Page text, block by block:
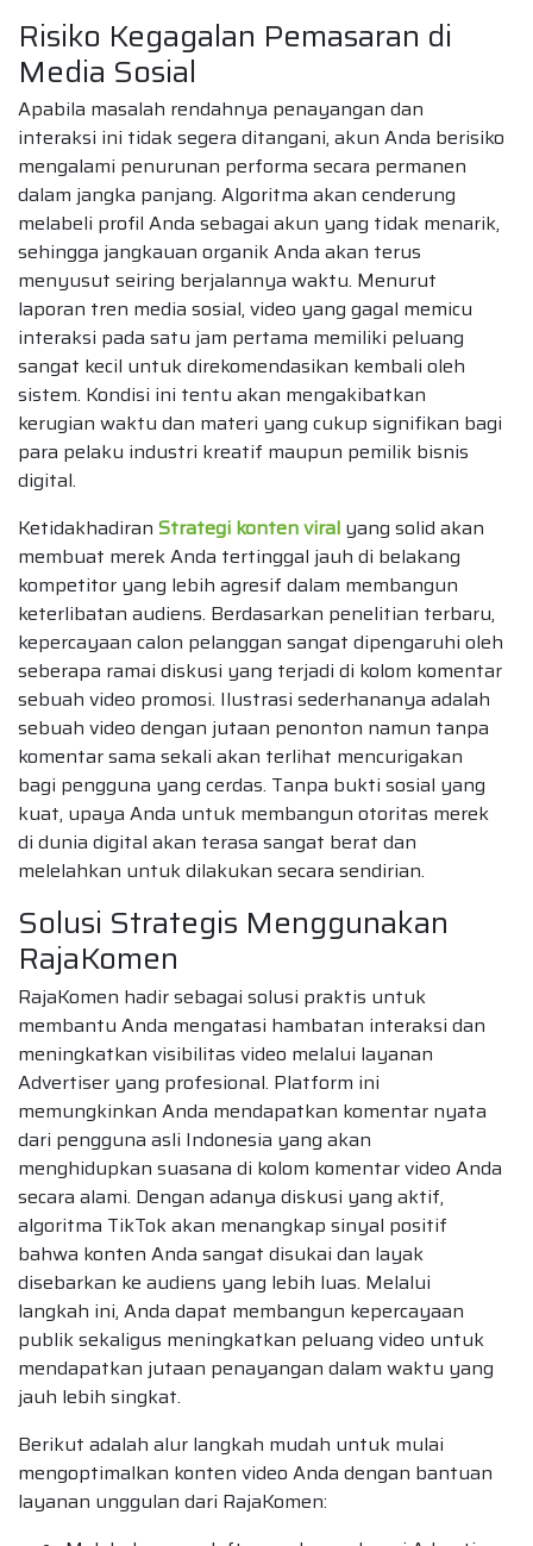
Risiko Kegagalan Pemasaran di
Media Sosial
Apabila masalah rendahnya penayangan dan
interaksi ini tidak segera ditangani, akun Anda berisiko
mengalami penurunan performa secara permanen
dalam jangka panjang. Algoritma akan cenderung
melabeli profil Anda sebagai akun yang tidak menarik,
sehingga jangkauan organik Anda akan terus
menyusut seiring berjalannya waktu. Menurut
laporan tren media sosial, video yang gagal memicu
interaksi pada satu jam pertama memiliki peluang
sangat kecil untuk direkomendasikan kembali oleh
sistem. Kondisi ini tentu akan mengakibatkan
kerugian waktu dan materi yang cukup signifikan bagi
para pelaku industri kreatif maupun pemilik bisnis
digital.
Ketidakhadiran Strategi konten viral yang solid akan
membuat merek Anda tertinggal jauh di belakang
kompetitor yang lebih agresif dalam membangun
keterlibatan audiens. Berdasarkan penelitian terbaru,
kepercayaan calon pelanggan sangat dipengaruhi oleh
seberapa ramai diskusi yang terjadi di kolom komentar
sebuah video promosi. Ilustrasi sederhananya adalah
sebuah video dengan jutaan penonton namun tanpa
komentar sama sekali akan terlihat mencurigakan
bagi pengguna yang cerdas. Tanpa bukti sosial yang
kuat, upaya Anda untuk membangun otoritas merek
di dunia digital akan terasa sangat berat dan
melelahkan untuk dilakukan secara sendirian.
Solusi Strategis Menggunakan
RajaKomen
RajaKomen hadir sebagai solusi praktis untuk
membantu Anda mengatasi hambatan interaksi dan
meningkatkan visibilitas video melalui layanan
Advertiser yang profesional. Platform ini
memungkinkan Anda mendapatkan komentar nyata
dari pengguna asli Indonesia yang akan
menghidupkan suasana di kolom komentar video Anda
secara alami. Dengan adanya diskusi yang aktif,
algoritma TikTok akan menangkap sinyal positif
bahwa konten Anda sangat disukai dan layak
disebarkan ke audiens yang lebih luas. Melalui
langkah ini, Anda dapat membangun kepercayaan
publik sekaligus meningkatkan peluang video untuk
mendapatkan jutaan penayangan dalam waktu yang
jauh lebih singkat.
Berikut adalah alur langkah mudah untuk mulai
mengoptimalkan konten video Anda dengan bantuan
layanan unggulan dari RajaKomen: